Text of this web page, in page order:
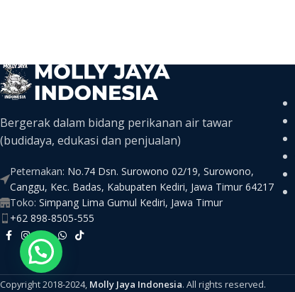
Bergerak dalam bidang perikanan air tawar
(budidaya, edukasi dan penjualan)
Peternakan: No.74 Dsn. Surowono 02/19, Surowono,
Canggu, Kec. Badas, Kabupaten Kediri, Jawa Timur 64217
Toko: Simpang Lima Gumul Kediri, Jawa Timur
+62 898-8505-555
Copyright 2018-2024, Molly Jaya Indonesia. All rights reserved.